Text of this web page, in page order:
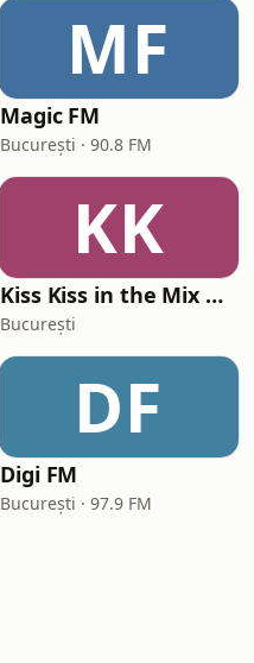
MF
Magic FM
București · 90.8 FM
KK
Kiss Kiss in the Mix Radio
București
DF
Digi FM
București · 97.9 FM